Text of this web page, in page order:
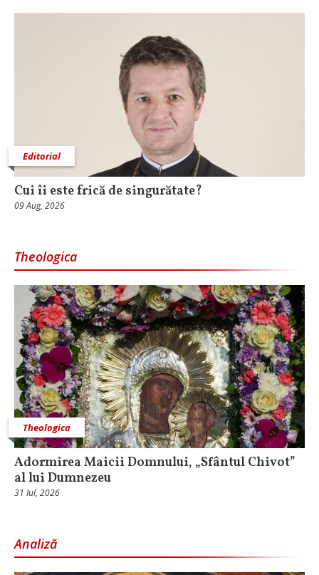
Editorial
Cui îi este frică de singurătate?
09 Aug, 2026
Theologica
Theologica
Adormirea Maicii Domnului, „Sfântul Chivot”
al lui Dumnezeu
31 Iul, 2026
Analiză